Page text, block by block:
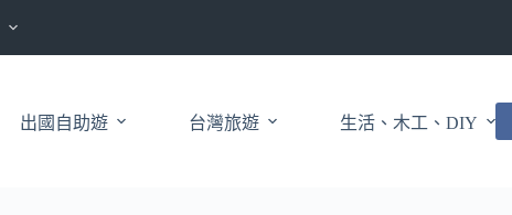
出國自助遊 台灣旅遊 生活、木工、DIY